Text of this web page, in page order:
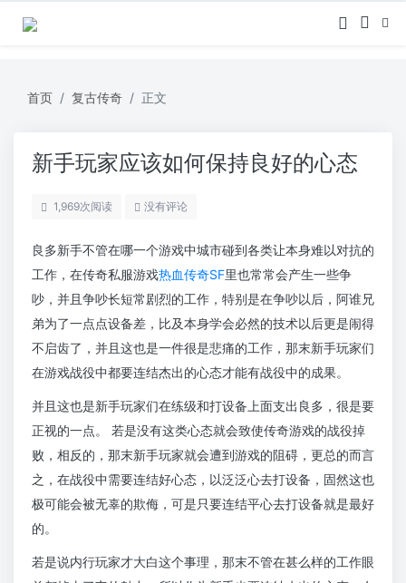
首页 复古传奇 正文
新手玩家应该如何保持良好的心态
1,969次阅读 没有评论
良多新手不管在哪一个游戏中城市碰到各类让本身难以对抗的
工作，在传奇私服游戏热血传奇SF里也常常会产生一些争
吵，并且争吵长短常剧烈的工作，特别是在争吵以后，阿谁兄
弟为了一点点设备差，比及本身学会必然的技术以后更是闹得
不启齿了，并且这也是一件很是悲痛的工作，那末新手玩家们
在游戏战役中都要连结杰出的心态才能有战役中的成果。
并且这也是新手玩家们在练级和打设备上面支出良多，很是要
正视的一点。 若是没有这类心态就会致使传奇游戏的战役掉
败，相反的，那末新手玩家就会遭到游戏的阻碍，更总的而言
之，在战役中需要连结好心态，以泛泛心去打设备，固然这也
极可能会被无辜的欺侮，可是只要连结平心去打设备就是最好
的。
若是说内行玩家才大白这个事理，那末不管在甚么样的工作眼